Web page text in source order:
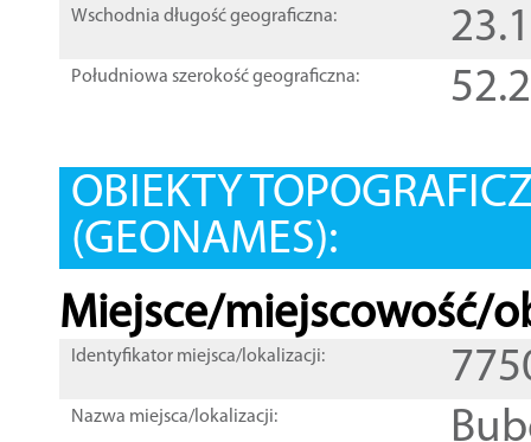
Wschodnia długość geograficzna:
Południowa szerokość geograficzna:
OBIEKTY
(GEONAMES):
Miejsce/miejscowość/
Identyfikator miejsca/lokalizacji:
Nazwa miejsca/lokalizacji: